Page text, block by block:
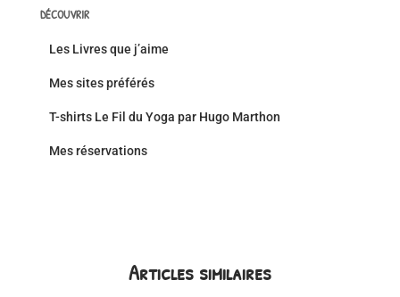
DÉCOUVRIR
Les Livres que j’aime
Mes sites préférés
T-shirts Le Fil du Yoga par Hugo Marthon
Mes réservations
Articles similaires